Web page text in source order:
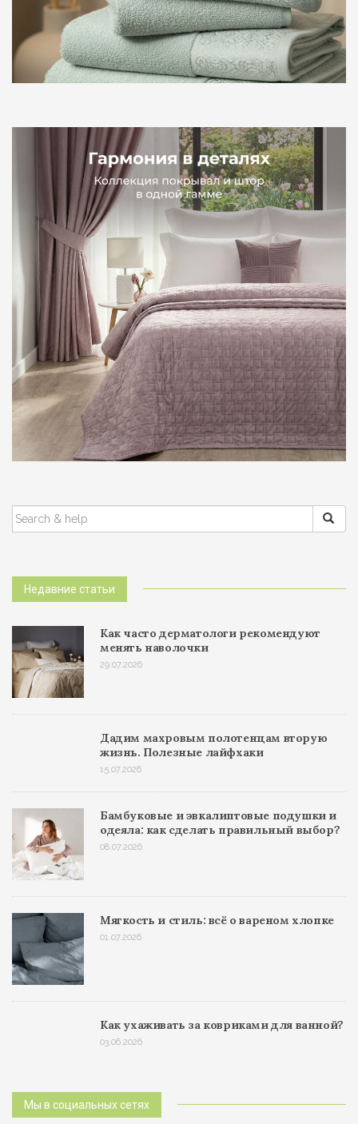
ПОИСК:
Недавние статьи
Как часто дерматологи рекомендуют
менять наволочки
29.07.2026
Дадим махровым полотенцам вторую
жизнь. Полезные лайфхаки
15.07.2026
Бамбуковые и эвкалиптовые подушки и
одеяла: как сделать правильный выбор?
08.07.2026
Мягкость и стиль: всё о вареном хлопке
01.07.2026
Как ухаживать за ковриками для ванной?
03.06.2026
Мы в социальных сетях